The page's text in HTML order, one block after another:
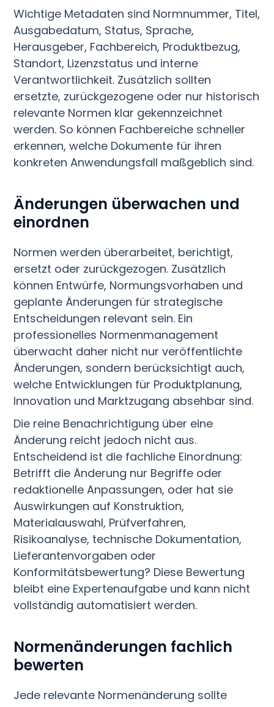
Wichtige Metadaten sind Normnummer, Titel,
Ausgabedatum, Status, Sprache,
Herausgeber, Fachbereich, Produktbezug,
Standort, Lizenzstatus und interne
Verantwortlichkeit. Zusätzlich sollten
ersetzte, zurückgezogene oder nur historisch
relevante Normen klar gekennzeichnet
werden. So können Fachbereiche schneller
erkennen, welche Dokumente für ihren
konkreten Anwendungsfall maßgeblich sind.
Änderungen überwachen und
einordnen
Normen werden überarbeitet, berichtigt,
ersetzt oder zurückgezogen. Zusätzlich
können Entwürfe, Normungsvorhaben und
geplante Änderungen für strategische
Entscheidungen relevant sein. Ein
professionelles Normenmanagement
überwacht daher nicht nur veröffentlichte
Änderungen, sondern berücksichtigt auch,
welche Entwicklungen für Produktplanung,
Innovation und Marktzugang absehbar sind.
Die reine Benachrichtigung über eine
Änderung reicht jedoch nicht aus.
Entscheidend ist die fachliche Einordnung:
Betrifft die Änderung nur Begriffe oder
redaktionelle Anpassungen, oder hat sie
Auswirkungen auf Konstruktion,
Materialauswahl, Prüfverfahren,
Risikoanalyse, technische Dokumentation,
Lieferantenvorgaben oder
Konformitätsbewertung? Diese Bewertung
bleibt eine Expertenaufgabe und kann nicht
vollständig automatisiert werden.
Normenänderungen fachlich
bewerten
Jede relevante Normenänderung sollte